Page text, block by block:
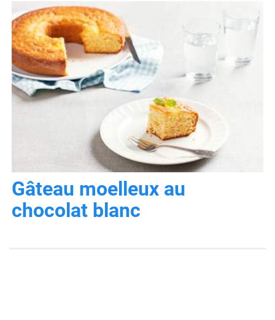
Gâteau moelleux au
chocolat blanc